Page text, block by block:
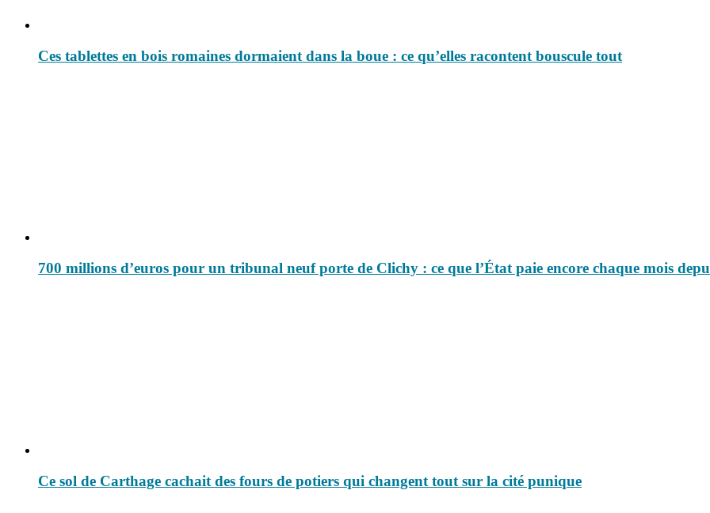
Ces tablettes en bois romaines dormaient dans la boue : ce qu’elles racontent bouscule tout
700 millions d’euros pour un tribunal neuf porte de Clichy : ce que l’État paie encore chaque mois
Ce sol de Carthage cachait des fours de potiers qui changent tout sur la cité punique